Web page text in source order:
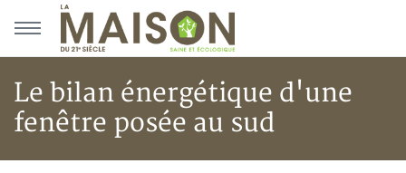
Aller au menu principal
Aller au contenu principal
Le bilan énergétique d'une
fenêtre posée au sud